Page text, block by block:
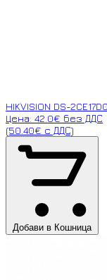
HIKVISION DS-
Цена: 42.0€ без ДДС
(50.40€ с ДДС)
Добави в Кошница